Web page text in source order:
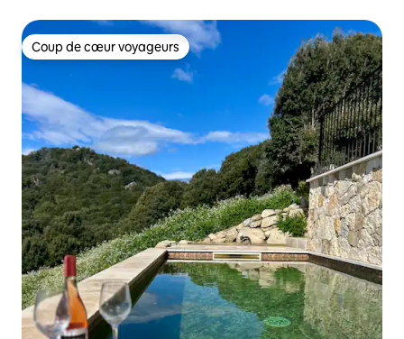
Coup de cœur voyageurs
Coup de cœur voyageurs